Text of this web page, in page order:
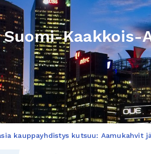
Suomi-Kaakkois-
kauppayhdistys kutsuu: Aamukahvit